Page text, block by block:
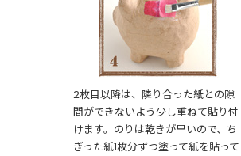
2枚目以降は、隣り合った紙との隙
間ができないよう少し重ねて貼り付
けます。のりは乾きが早いので、ち
ぎった紙1枚分ずつ塗って紙を貼って